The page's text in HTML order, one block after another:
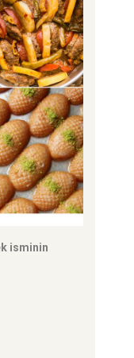
isminin